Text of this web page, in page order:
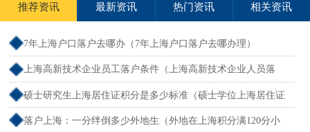
推荐资讯 最新资讯 热门资讯 相关资讯
7年上海户口落户去哪办（7年上海户口落户去哪办理）
上海高新技术企业员工落户条件（上海高新技术企业人员落
户）
硕士研究生上海居住证积分是多少标准（硕士学位上海居住证
积分）
落户上海：一分绊倒多少外地生（外地在上海积分满120分小